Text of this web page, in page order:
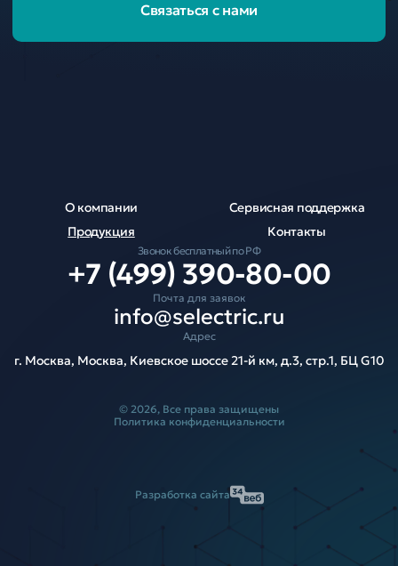
Связаться с нами
О компании
Продукция
Сервисная поддержка
Контакты
Звонок бесплатный по РФ
+7 (499) 390-80-00
Почта для заявок
info@selectric.ru
Адрес
г. Москва, Москва, Киевское шоссе 21-й км, д.3, стр.1, БЦ G10
© 2026, Все права защищены
Политика конфиденциальности
Разработка сайта